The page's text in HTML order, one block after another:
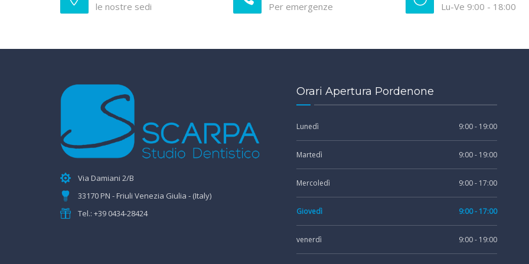
le nostre sedi Per emergenze Lu-Ve 9:00 - 18:00
Via Damiani 2/B
33170 PN - Friuli Venezia Giulia - (Italy)
Tel.: +39 0434-28424
Orari Apertura Pordenone
Lunedì 9:00 - 19:00
Martedì 9:00 - 19:00
Mercoledì 9:00 - 17:00
Giovedì 9:00 - 17:00
venerdì 9:00 - 19:00